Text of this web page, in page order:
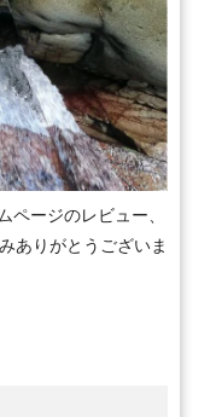
ページのレビュー、
ありがとうございま